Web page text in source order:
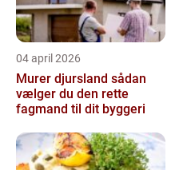
04 april 2026
Murer djursland sådan
vælger du den rette
fagmand til dit byggeri